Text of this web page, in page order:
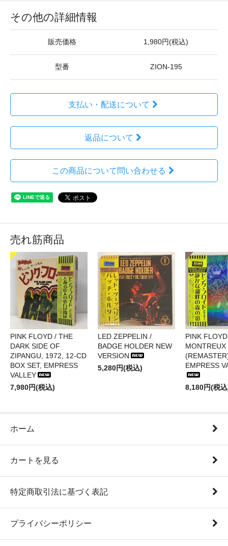
その他の詳細情報
販売価格 1,980円(税込)
型番 ZION-195
支払い・配送について
返品について
この商品について問い合わせる
売れ筋商品
PINK FLOYD / THE
DARK SIDE OF
ZIPANGU, 1972, 12-CD
BOX SET, EMPRESS
VALLEY
7,980円(税込)
LED ZEPPELIN /
BADGE HOLDER NEW
VERSION
5,280円(税込)
PINK
EMPRESS
8,180円(税
ホーム
カートを見る
特定商取引法に基づく表記
プライバシーポリシー